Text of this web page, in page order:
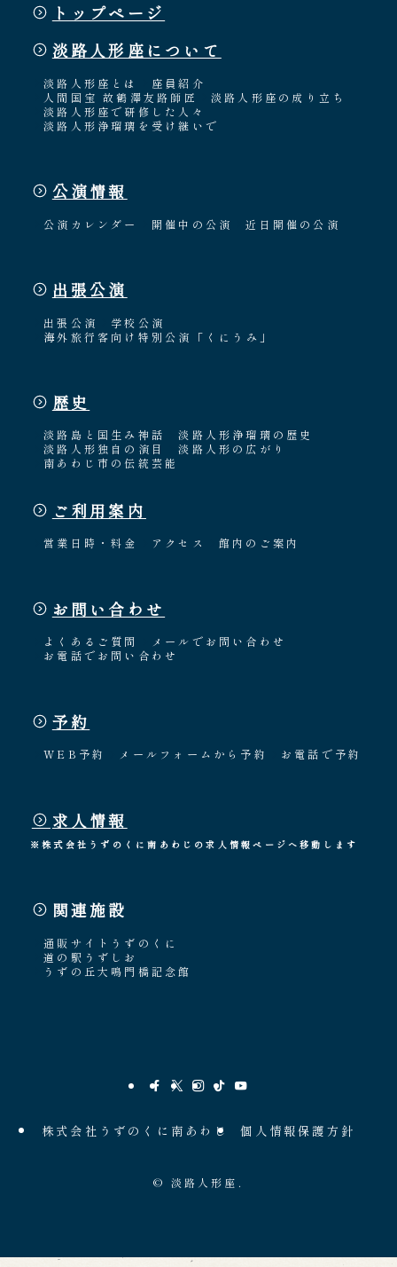
トップページ
淡路人形座について
淡路人形座とは
座員紹介
人間国宝 故鶴澤友路師匠
淡路人形座の成り立ち
淡路人形座で研修した人々
淡路人形浄瑠璃を受け継いで
公演情報
公演カレンダー 開催中の公演 近日開催の公演
出張公演
出張公演
学校公演
海外旅行客向け特別公演「くにうみ」
歴史
淡路島と国生み神話
淡路人形浄瑠璃の歴史
淡路人形独自の演目
淡路人形の広がり
南あわじ市の伝統芸能
ご利用案内
営業日時・料金 アクセス 館内のご案内
お問い合わせ
よくあるご質問
メールでお問い合わせ
お電話でお問い合わせ
予約
WEB予約 メールフォームから予約 お電話で予約
求人情報
※株式会社うずのくに南あわじの求人情報ページへ移動します
関連施設
通販サイトうずのくに
道の駅うずしお
うずの丘大鳴門橋記念館
株式会社うずのくに南あわじ 個人情報保護方針
© 淡路人形座.